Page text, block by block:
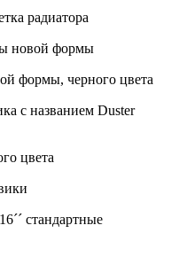
радиатора
новой формы
формы, черного цвета
с названием Duster
цвета
стандартные